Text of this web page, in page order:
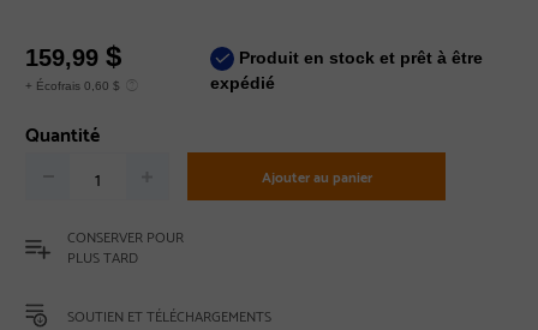
159,99$
+ Écofrais 0,60 $
Produit en stock et prêt à être
expédié
Quantité
Ajouter au panier
CONSERVER POUR
PLUS TARD
SOUTIEN ET TÉLÉCHARGEMENTS